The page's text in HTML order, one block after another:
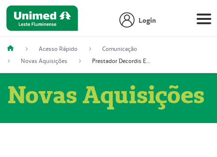
Login
Acesso Rápido
Comunicação
Novas Aquisições
Prestador Decordis Exames Cardiológicos LTDA (51004346-0)
Novas Aquisições